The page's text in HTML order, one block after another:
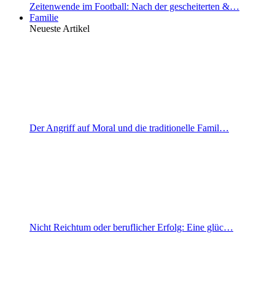
Zeitenwende im Football: Nach der gescheiterten &…
Familie
Neueste Artikel
Der Angriff auf Moral und die traditionelle Famil…
Nicht Reichtum oder beruflicher Erfolg: Eine glüc…